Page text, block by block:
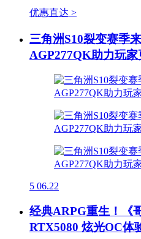
优惠直达 >
三角洲S10裂变赛季
AGP277QK助力玩
5 06.22
经典ARPG重生！《
RTX5080 炫光OC体